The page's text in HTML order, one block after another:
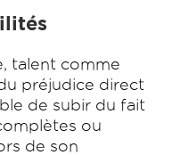
talent comme
préjudice direct
de subir du fait
ou
de son